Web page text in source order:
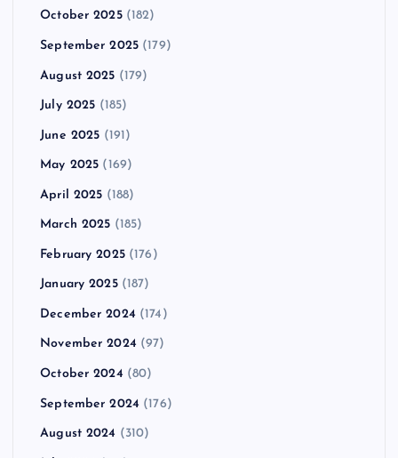
October 2025(182)
September 2025 (179)
August 2025 (179)
July 2025 (185)
June 2025 (191)
May 2025 (169)
April 2025 (188)
March 2025 (185)
February 2025(176)
January 2025(187)
December 2024 (174)
November 2024 (97)
October 2024 (80)
September 2024 (176)
August 2024 (310)